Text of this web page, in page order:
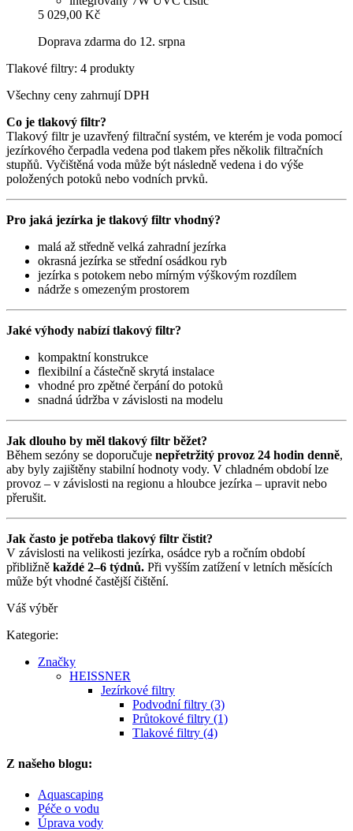
5 029,00 Kč
Doprava zdarma do 12. srpna
Tlakové filtry: 4 produkty
Všechny ceny zahrnují DPH
Co je tlakový filtr?
Tlakový filtr je uzavřený filtrační systém, ve kterém je voda pomocí
jezírkového čerpadla vedena pod tlakem přes několik filtračních
stupňů. Vyčištěná voda může být následně vedena i do výše
položených potoků nebo vodních prvků.
Pro jaká jezírka je tlakový filtr vhodný?
malá až středně velká zahradní jezírka
okrasná jezírka se střední osádkou ryb
jezírka s potokem nebo mírným výškovým rozdílem
nádrže s omezeným prostorem
Jaké výhody nabízí tlakový filtr?
kompaktní konstrukce
flexibilní a částečně skrytá instalace
vhodné pro zpětné čerpání do potoků
snadná údržba v závislosti na modelu
Jak dlouho by měl tlakový filtr běžet?
Během sezóny se doporučuje nepřetržitý provoz 24 hodin denně,
aby byly zajištěny stabilní hodnoty vody. V chladném období lze
provoz – v závislosti na regionu a hloubce jezírka – upravit nebo
přerušit.
Jak často je potřeba tlakový filtr čistit?
V závislosti na velikosti jezírka, osádce ryb a ročním období
přibližně každé 2–6 týdnů. Při vyšším zatížení v letních měsících
může být vhodné častější čištění.
Váš výběr
Kategorie:
Značky
HEISSNER
Jezírkové filtry
Podvodní filtry (3)
Průtokové filtry (1)
Tlakové filtry (4)
Z našeho blogu:
Aquascaping
Péče o vodu
Úprava vody